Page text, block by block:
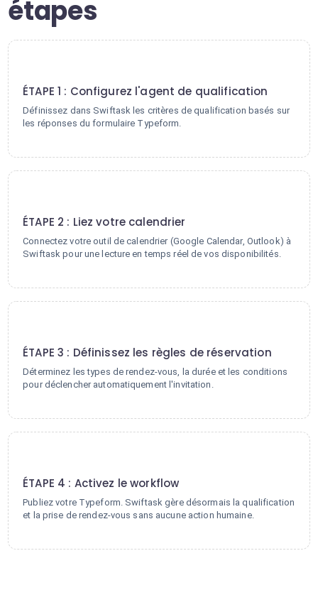
étapes
ÉTAPE 1 : Configurez l'agent de qualification
Définissez dans Swiftask les critères de qualification basés sur
les réponses du formulaire Typeform.
ÉTAPE 2 : Liez votre calendrier
Connectez votre outil de calendrier (Google Calendar, Outlook) à
Swiftask pour une lecture en temps réel de vos disponibilités.
ÉTAPE 3 : Définissez les règles de réservation
Déterminez les types de rendez-vous, la durée et les conditions
pour déclencher automatiquement l'invitation.
ÉTAPE 4 : Activez le workflow
Publiez votre Typeform. Swiftask gère désormais la qualification
et la prise de rendez-vous sans aucune action humaine.